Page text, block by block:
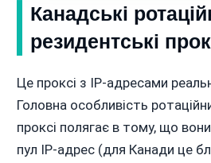
Канадські
резидентські
Це проксі з IP-адресами
Головна особливість
проксі полягає в тому, що
пул IP-адрес (для Канади це